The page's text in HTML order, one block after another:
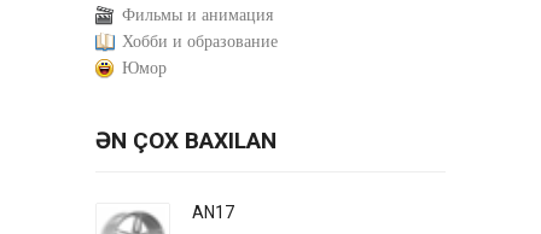
Фильмы и анимация
Хобби и образование
Юмор
ƏN ÇOX BAXILAN
AN17